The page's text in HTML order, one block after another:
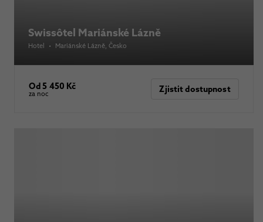
Swissôtel Mariánské Lázně
Hotel • Mariánské Lázně , Česko
Od 5 450 Kč
za noc Zjistit dostupnost